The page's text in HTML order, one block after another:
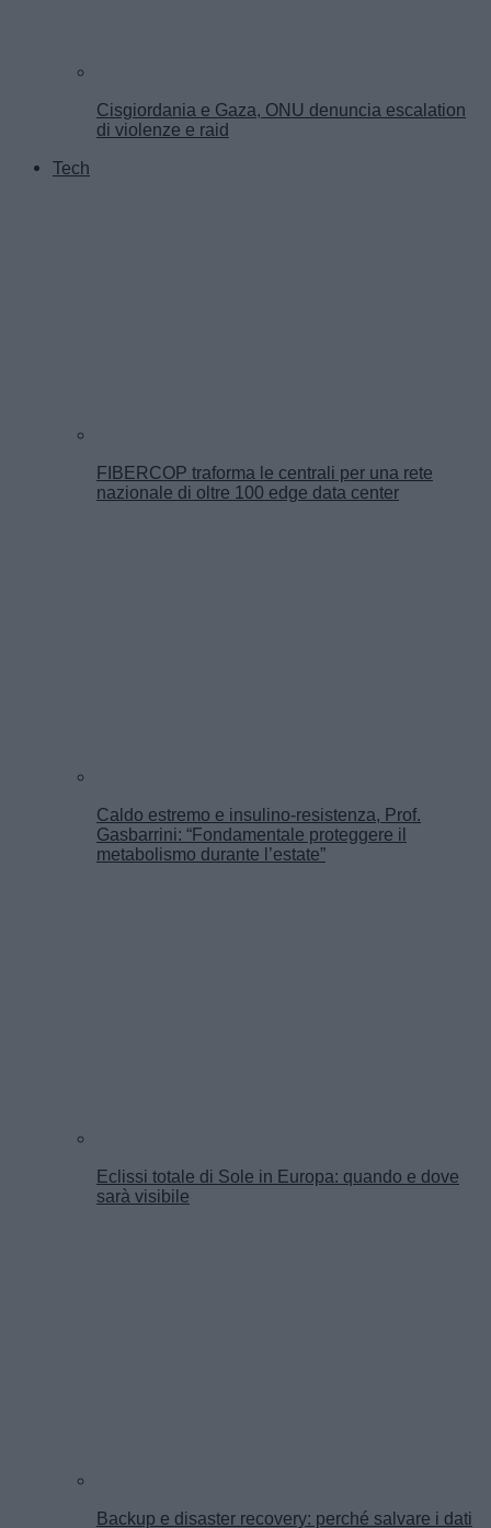
Cisgiordania e Gaza, ONU denuncia escalation
di violenze e raid
Tech
FIBERCOP traforma le centrali per una rete
nazionale di oltre 100 edge data center
Caldo estremo e insulino-resistenza, Prof.
Gasbarrini: “Fondamentale proteggere il
metabolismo durante l’estate”
Eclissi totale di Sole in Europa: quando e dove
sarà visibile
Backup e disaster recovery: perché salvare i dati